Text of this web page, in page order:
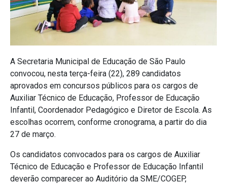
A Secretaria Municipal de Educação de São Paulo
convocou, nesta terça-feira (22), 289 candidatos
aprovados em concursos públicos para os cargos de
Auxiliar Técnico de Educação, Professor de Educação
Infantil, Coordenador Pedagógico e Diretor de Escola. As
escolhas ocorrem, conforme cronograma, a partir do dia
27 de março.
Os candidatos convocados para os cargos de Auxiliar
Técnico de Educação e Professor de Educação Infantil
deverão comparecer ao Auditório da SME/COGEP,